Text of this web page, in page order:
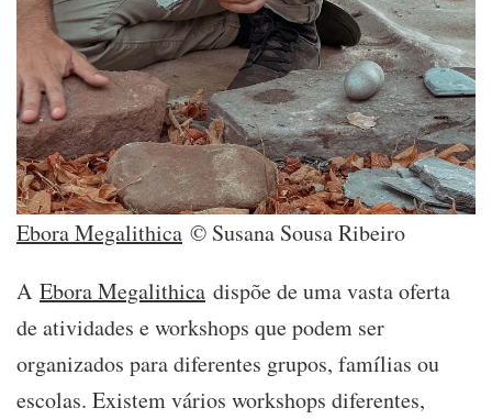
Ebora Megalithica © Susana Sousa Ribeiro
A Ebora Megalithica dispõe de uma vasta oferta
de atividades e workshops que podem ser
organizados para diferentes grupos, famílias ou
escolas. Existem vários workshops diferentes,